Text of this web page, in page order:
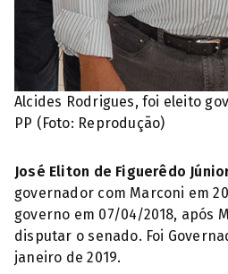
Alcides Rodrigues, foi eleito
PP (Foto: Reprodução)
José Eliton de Figuerêdo
governador com Marconi em
governo em 07/04/2018, após
disputar o senado. Foi
janeiro de 2019.